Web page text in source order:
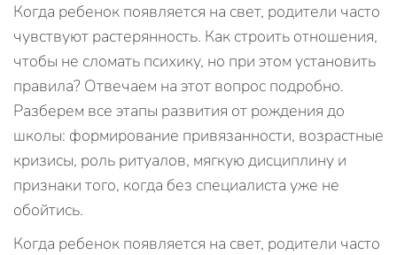
Когда ребенок появляется на свет, родители часто
чувствуют растерянность. Как строить отношения,
чтобы не сломать психику, но при этом установить
правила? Отвечаем на этот вопрос подробно.
Разберем все этапы развития от рождения до
школы: формирование привязанности, возрастные
кризисы, роль ритуалов, мягкую дисциплину и
признаки того, когда без специалиста уже не
обойтись.
Когда ребенок появляется на свет, родители часто